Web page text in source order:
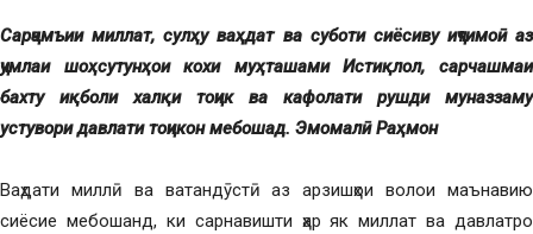
Сарҷамъии миллат, сулҳу ваҳдат ва суботи сиёсиву иҷтимоӣ аз
ҷумлаи шоҳсутунҳои кохи муҳташами Истиқлол, сарчашмаи
бахту иқболи халқи тоҷик ва кафолати рушди муназзаму
устувори давлати тоҷикон мебошад. Эмомалӣ Раҳмон
Ваҳдати миллӣ ва ватандӯстӣ аз арзишҳои волои маънавию
сиёсие мебошанд, ки сарнавишти ҳар як миллат ва давлатро